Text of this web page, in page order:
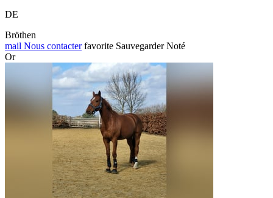
DE
Bröthen
mail Nous contacter favorite Sauvegarder Noté
Or